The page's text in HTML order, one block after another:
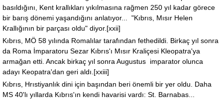
basıldığını, Kent krallıkları yıkılmasına rağmen 250 yıl kadar görece
bir barış dönemi yaşandığını anlatıyor... "Kıbrıs, Mısır Helen
Krallığının bir parçası oldu" diyor.[xxii]
Kıbrıs, MÖ 58 yılında Romalılar tarafından fethedildi. Birkaç yıl sonra
da Roma İmparatoru Sezar Kıbrıs'ı Mısır Kraliçesi Kleopatra'ya
armağan etti. Ancak birkaç yıl sonra Augustus imparator olunca
adayı Keopatra'dan geri aldı.[xxiii]
Kıbrıs, Hrıstiyanlık dini için başından beri önemli bir yer oldu. Daha
MS 40'lı yıllarda Kıbrıs'ın kendi havarisi vardı: St. Barnabas...